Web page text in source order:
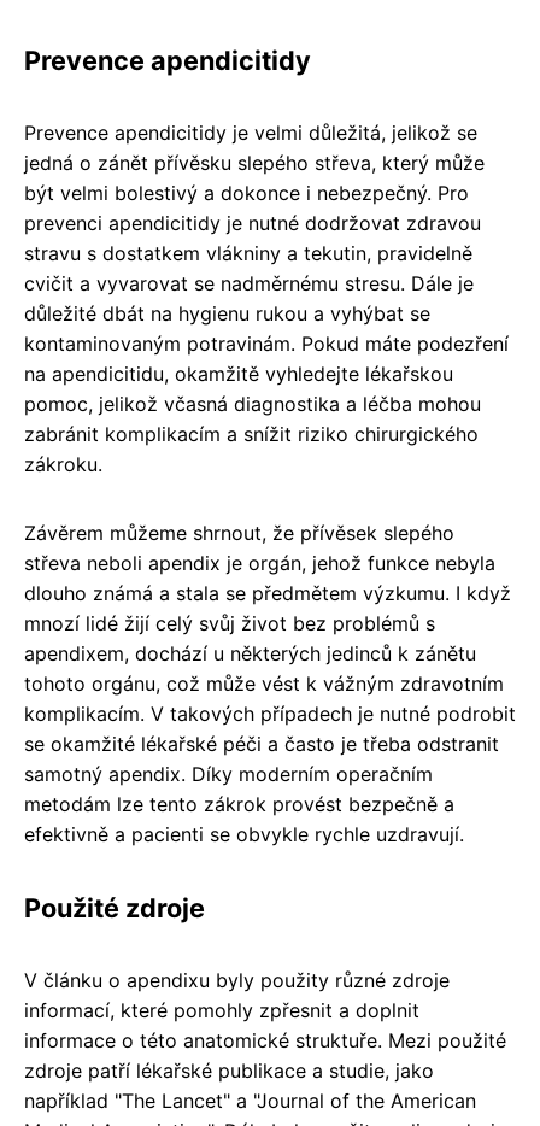
Prevence apendicitidy
Prevence apendicitidy je velmi důležitá, jelikož se
jedná o zánět přívěsku slepého střeva, který může
být velmi bolestivý a dokonce i nebezpečný. Pro
prevenci apendicitidy je nutné dodržovat zdravou
stravu s dostatkem vlákniny a tekutin, pravidelně
cvičit a vyvarovat se nadměrnému stresu. Dále je
důležité dbát na hygienu rukou a vyhýbat se
kontaminovaným potravinám. Pokud máte podezření
na apendicitidu, okamžitě vyhledejte lékařskou
pomoc, jelikož včasná diagnostika a léčba mohou
zabránit komplikacím a snížit riziko chirurgického
zákroku.
Závěrem můžeme shrnout, že přívěsek slepého
střeva neboli apendix je orgán, jehož funkce nebyla
dlouho známá a stala se předmětem výzkumu. I když
mnozí lidé žijí celý svůj život bez problémů s
apendixem, dochází u některých jedinců k zánětu
tohoto orgánu, což může vést k vážným zdravotním
komplikacím. V takových případech je nutné podrobit
se okamžité lékařské péči a často je třeba odstranit
samotný apendix. Díky moderním operačním
metodám lze tento zákrok provést bezpečně a
efektivně a pacienti se obvykle rychle uzdravují.
Použité zdroje
V článku o apendixu byly použity různé zdroje
informací, které pomohly zpřesnit a doplnit
informace o této anatomické struktuře. Mezi použité
zdroje patří lékařské publikace a studie, jako
například "The Lancet" a "Journal of the American